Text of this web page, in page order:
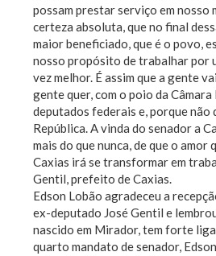
possam prestar serviço em nosso
certeza absoluta, que no final
maior beneficiado, que é o povo,
nosso propósito de trabalhar por
vez melhor. É assim que a gente
gente quer, com o poio da
deputados federais e, porque não
República. A vinda do senador a
mais do que nunca, de que o amor
Caxias irá se transformar em
Gentil, prefeito de Caxias.
Edson Lobão agradeceu a
ex-deputado José Gentil e
nascido em Mirador, tem forte
quarto mandato de senador,